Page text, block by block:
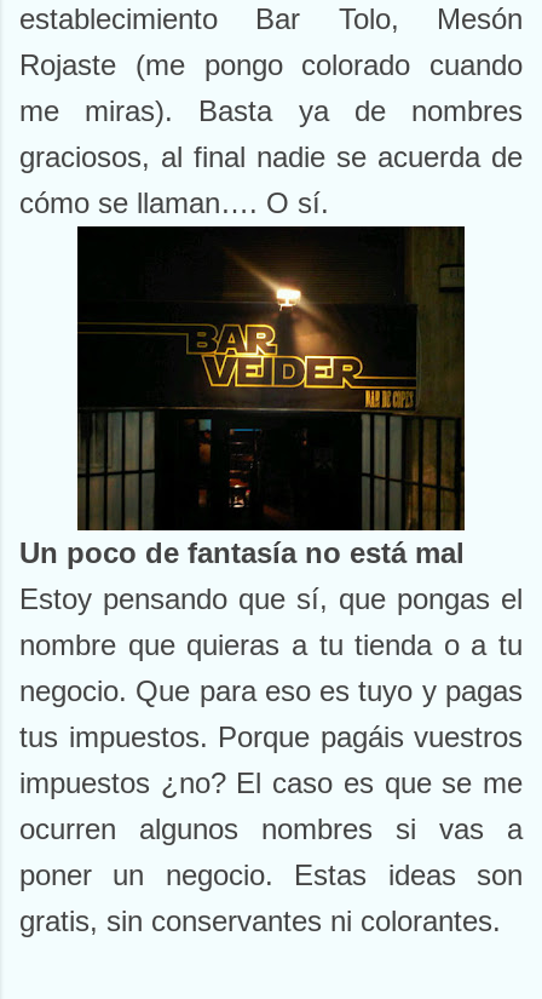
establecimiento Bar Tolo, Mesón
Rojaste (me pongo colorado cuando
me miras). Basta ya de nombres
graciosos, al final nadie se acuerda de
cómo se llaman…. O sí.
Un poco de fantasía no está mal
Estoy pensando que sí, que pongas el
nombre que quieras a tu tienda o a tu
negocio. Que para eso es tuyo y pagas
tus impuestos. Porque pagáis vuestros
impuestos ¿no? El caso es que se me
ocurren algunos nombres si vas a
poner un negocio. Estas ideas son
gratis, sin conservantes ni colorantes.